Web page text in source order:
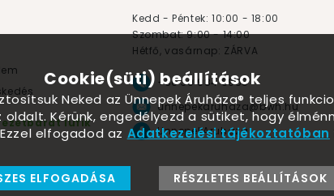
lufik
Kedd - Péntek: 10:00 - 18:00
Szombat: 9:00 - 14:00
Hétfő, vasárnap: ZÁRVA
+36 30 984 6955
unnepekaruhaza@bwh.hu
UnnepekAruhaza
Cookie(süti) beállítások
Neked az Ünnepek Áruháza® teljes
Kérünk, engedélyezd a sütiket, hogy
elfogadod az Adatkezelési tájékoztatóban
ELFOGADÁSA RÉSZLETES BEÁLLÍTÁSOK